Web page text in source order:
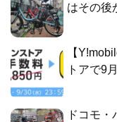
はその後
【
トアで9
ドコモ